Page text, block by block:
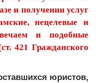
и получении услуг
нецелевые и
и подобные
421 Гражданского
юристов,